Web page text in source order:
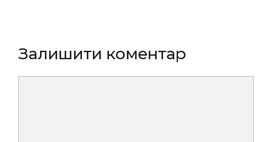
Залишити коментар